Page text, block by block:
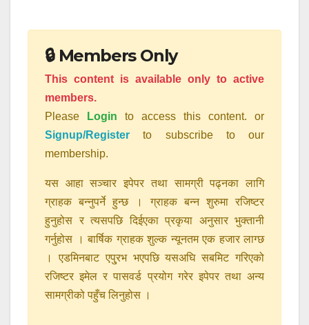
🔒 Members Only
This content is available only to active
members.
Please
Login to access this content. or
Signup/Register to subscribe to our
membership.
यस आहा सञ्चार इपेपर तथा सामग्री पढ्नका लागि
ग्राहक बन्नुपर्ने हुन्छ । ग्राहक बन्न शुरुमा रजिष्टर
हुनुहोस र त्यसपछि दिईएका प्रकृया अनुसार भुक्तानी
गर्नुहोस । बार्षिक ग्राहक शुल्क न्यूनतम एक हजार लाग्छ
। एडमिनबाट एपु्रभ भएपछि यसअघि सबमिट गरिएको
रजिष्टर इमेल र पासवर्ड प्रयोग गरेर इपेपर तथा अन्य
सामग्रीको पहुँच लिनुहोस ।